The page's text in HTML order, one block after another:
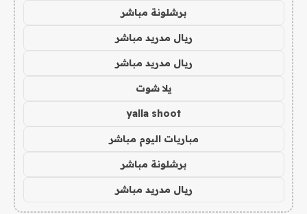
برشلونة مباشر
ريال مدريد مباشر
ريال مدريد مباشر
يلا شوت
yalla shoot
مباريات اليوم مباشر
برشلونة مباشر
ريال مدريد مباشر